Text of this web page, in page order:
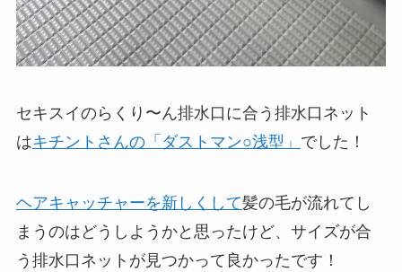
セキスイのらくり〜ん排水口に合う排水口ネット
はキチントさんの「ダストマン○浅型」 でした！
ヘアキャッチャーを新しくして髪の毛が流れてし
まうのはどうしようかと思ったけど、サイズが合
う排水口ネットが見つかって良かったです！